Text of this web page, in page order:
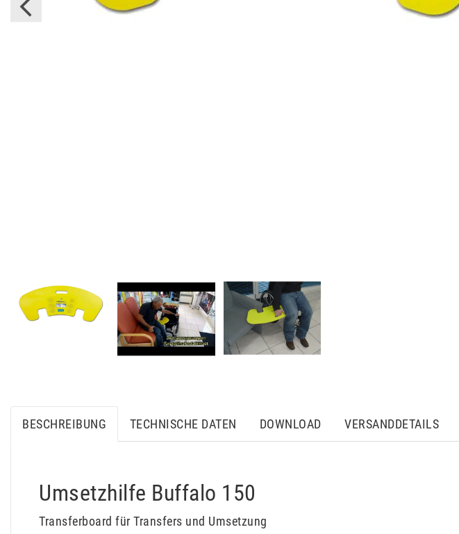
BESCHREIBUNG TECHNISCHE DATEN DOWNLOAD VERSANDDETAILS
Umsetzhilfe Buffalo 150
Transferboard für Transfers und Umsetzung